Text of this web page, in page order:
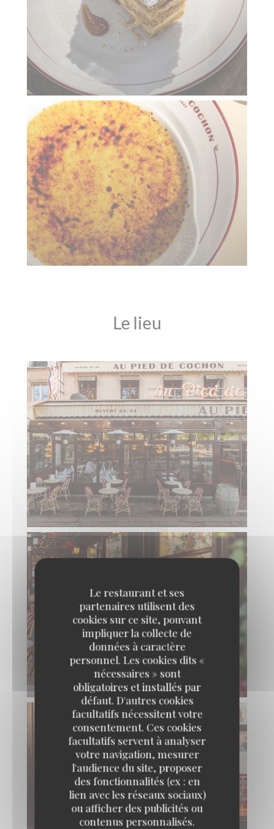
Le restaurant et ses
partenaires utilisent des
cookies sur ce site, pouvant
impliquer la collecte de
données à caractère
personnel. Les cookies dits «
nécessaires » sont
obligatoires et installés par
défaut. D'autres cookies
facultatifs nécessitent votre
consentement. Ces cookies
facultatifs servent à analyser
votre navigation, mesurer
l'audience du site, proposer
des fonctionnalités (ex : en
lien avec les réseaux sociaux)
ou afficher des publicités ou
contenus personnalisés.
Le lieu